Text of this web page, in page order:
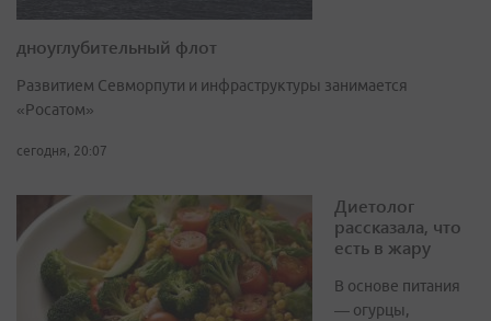
дноуглубительный флот
Развитием Севморпути и инфраструктуры занимается
«Росатом»
сегодня, 20:07
Диетолог
рассказала, что
есть в жару
В основе питания
— огурцы,